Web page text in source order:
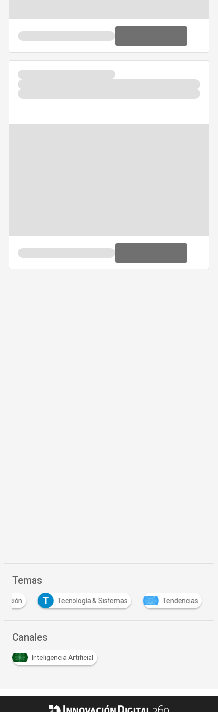
Temas
T Tecnología & Sistemas Tendencias
Canales
Inteligencia Artificial